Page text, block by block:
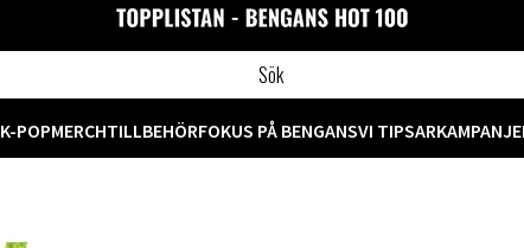
K-POPMERCHTILLBEHÖRFOKUS PÅ BENGANSVI TIPSAR